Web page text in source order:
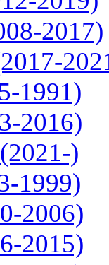
2017)
1991)
2016)
)
1999)
2006)
2015)